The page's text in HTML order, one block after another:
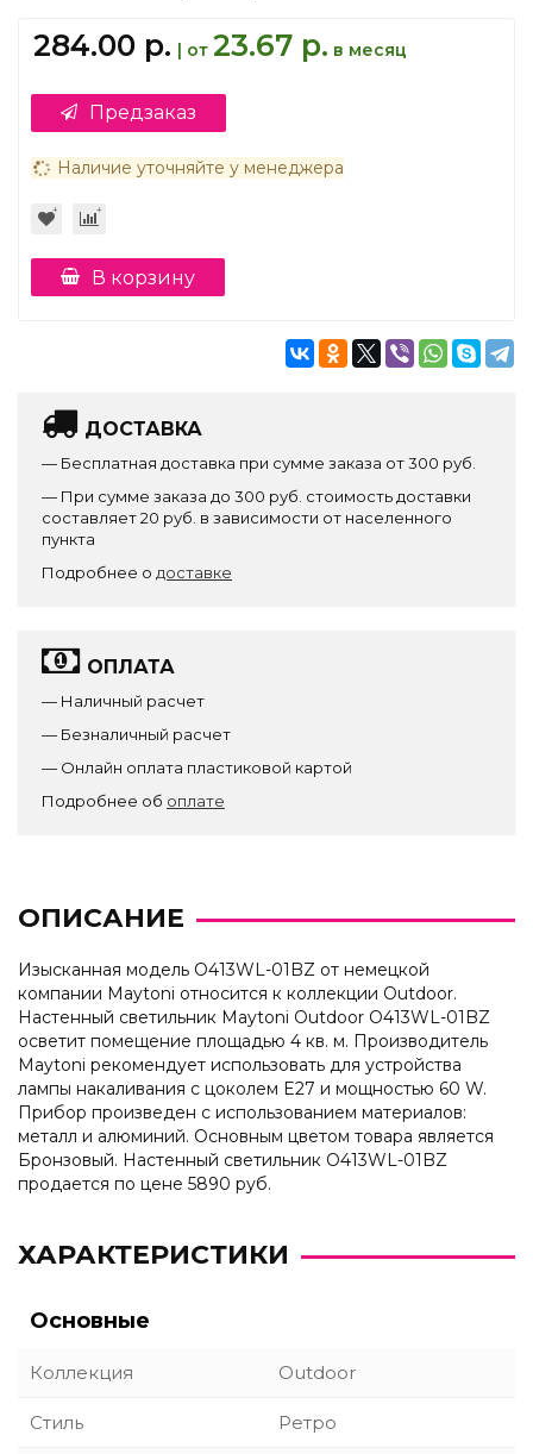
284.00 р. | от 23.67 р. в месяц
Предзаказ
Наличие уточняйте у менеджера
В корзину
ДОСТАВКА
— Бесплатная доставка при сумме заказа от 300 руб.
— При сумме заказа до 300 руб. стоимость доставки
составляет 20 руб. в зависимости от населенного
пункта
Подробнее о доставке
ОПЛАТА
— Наличный расчет
— Безналичный расчет
— Онлайн оплата пластиковой картой
Подробнее об оплате
ОПИСАНИЕ
Изысканная модель O413WL-01BZ от немецкой
компании Maytoni относится к коллекции Outdoor.
Настенный светильник Maytoni Outdoor O413WL-01BZ
осветит помещение площадью 4 кв. м. Производитель
Maytoni рекомендует использовать для устройства
лампы накаливания с цоколем E27 и мощностью 60 W.
Прибор произведен с использованием материалов:
металл и алюминий. Основным цветом товара является
Бронзовый. Настенный светильник O413WL-01BZ
продается по цене 5890 руб.
ХАРАКТЕРИСТИКИ
Основные
Коллекция Outdoor
Стиль Ретро